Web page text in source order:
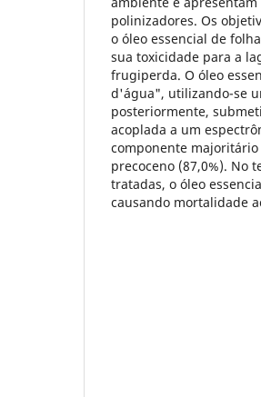
polinizadores. Os
o óleo essencial de
sua toxicidade para a
frugiperda. O óleo
d'água", utilizando-se
posteriormente,
acoplada a um
componente majoritário
precoceno (87,0%). No
tratadas, o óleo
causando mortalidade